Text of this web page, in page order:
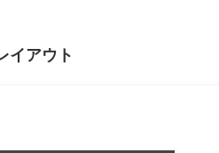
イアウト